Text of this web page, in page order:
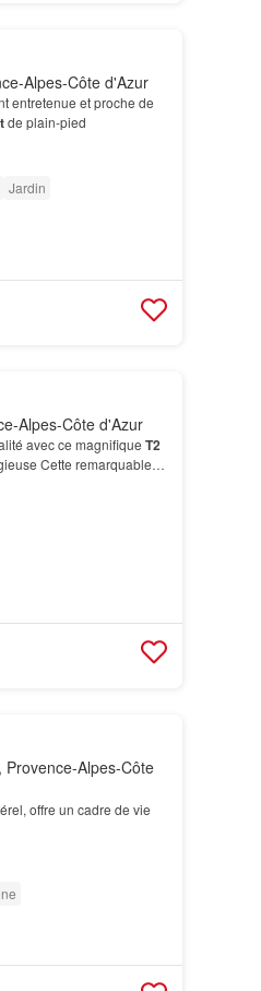
Alpes-Côte d'Azur
entretenue et proche de
de plain-pied
Jardin
Alpes-Côte d'Azur
avec ce magnifique T2
Cette remarquable
Alpes-Côte
offre un cadre de vie